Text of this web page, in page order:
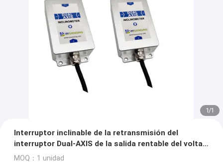
1/1
Interruptor inclinable de la retransmisión del
interruptor Dual-AXIS de la salida rentable del voltaje
de DIS341
MOQ：1 unidad